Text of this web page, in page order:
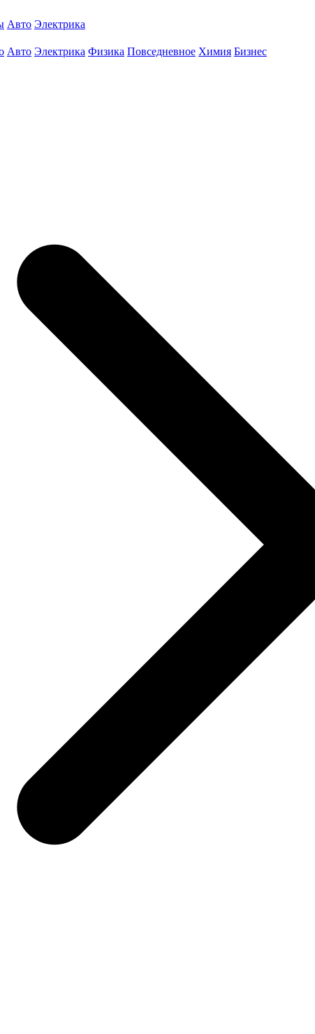
Авто Электрика
Авто Электрика Физика Повседневное Химия Бизнес